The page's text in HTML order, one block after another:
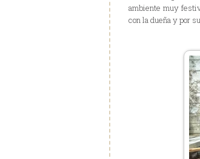
ambiente muy
con la dueña y por